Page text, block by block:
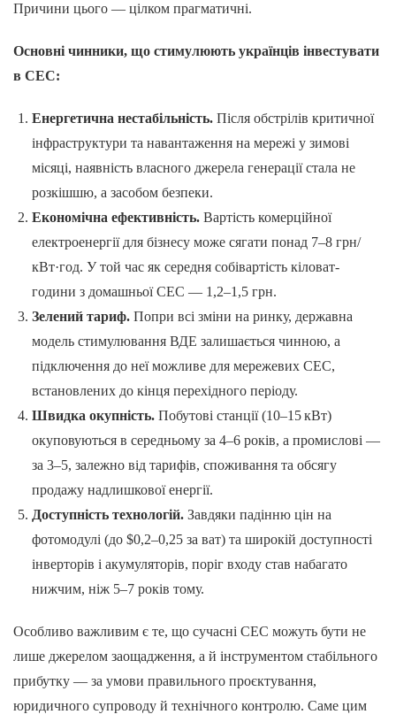
Причини цього — цілком прагматичні.
Основні чинники, що стимулюють українців інвестувати
в СЕС:
Енергетична нестабільність.Після обстрілів критичної
інфраструктури та навантаження на мережі у зимові
місяці, наявність власного джерела генерації стала не
розкішшю, а засобом безпеки.
Економічна ефективність.Вартість комерційної
електроенергії для бізнесу може сягати понад 7–8 грн/
кВт·год. У той час як середня собівартість кіловат-
години з домашньої СЕС — 1,2–1,5 грн.
Зелений тариф.Попри всі зміни на ринку, державна
модель стимулювання ВДЕ залишається чинною, а
підключення до неї можливе для мережевих СЕС,
встановлених до кінця перехідного періоду.
Швидка окупність.Побутові станції (10–15 кВт)
окуповуються в середньому за 4–6 років, а промислові —
за 3–5, залежно від тарифів, споживання та обсягу
продажу надлишкової енергії.
Доступність технологій.Завдяки падінню цін на
фотомодулі (до $0,2–0,25 за ват) та широкій доступності
інверторів і акумуляторів, поріг входу став набагато
нижчим, ніж 5–7 років тому.
Особливо важливим є те, що сучасні СЕС можуть бути не
лише джерелом заощадження, а й інструментом стабільного
прибутку — за умови правильного проєктування,
юридичного супроводу й технічного контролю. Саме цим